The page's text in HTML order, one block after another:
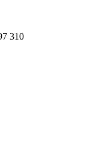
310